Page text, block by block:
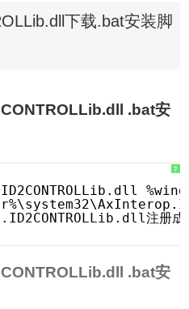
下载.bat安装脚
.bat安
?
注册成
.bat安